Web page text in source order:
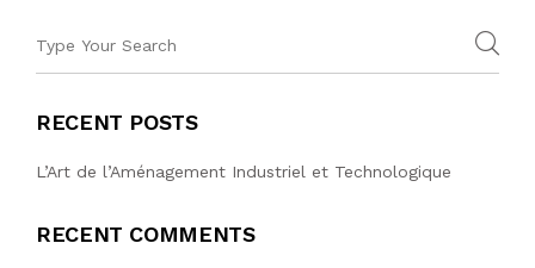
RECENT POSTS
L’Art de l’Aménagement Industriel et Technologique
RECENT COMMENTS